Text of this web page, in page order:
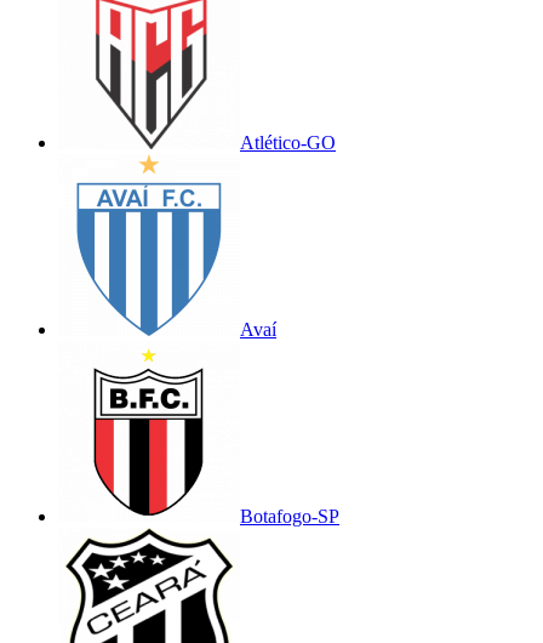
Atlético-GO
Avaí
Botafogo-SP